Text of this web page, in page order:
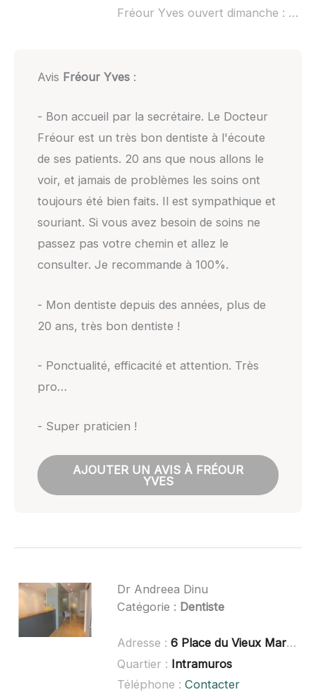
Fréour Yves ouvert dimanche :
non
Avis Fréour Yves:
- Bon accueil par la secrétaire. Le Docteur
Fréour est un très bon dentiste à l'écoute
de ses patients. 20 ans que nous allons le
voir, et jamais de problèmes les soins ont
toujours été bien faits. Il est sympathique et
souriant. Si vous avez besoin de soins ne
passez pas votre chemin et allez le
consulter. Je recommande à 100%.
- Mon dentiste depuis des années, plus de
20 ans, très bon dentiste !
- Ponctualité, efficacité et attention. Très
pro…
- Super praticien !
AJOUTER UN AVIS À FRÉOUR
YVES
Dr Andreea Dinu
Catégorie : Dentiste
Adresse : 6 Place du Vieux Marché, 44350 Guérande
Quartier : Intramuros
Téléphone : Contacter